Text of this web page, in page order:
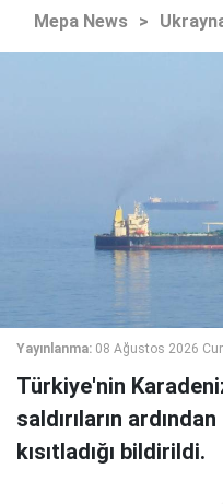
Mepa News >
Yayınlanma: 08 Ağustos 2026
Türkiye'nin
saldırıların
kısıtladığı bildirildi.